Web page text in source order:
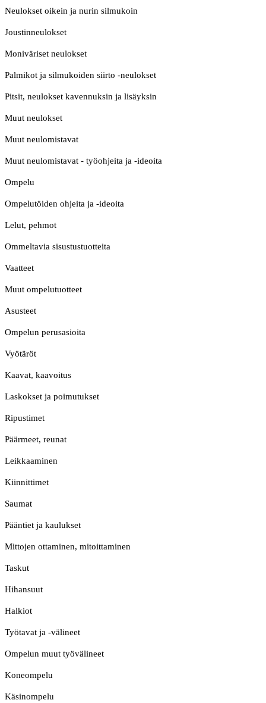
Neulokset oikein ja nurin silmukoin
Joustinneulokset
Moniväriset neulokset
Palmikot ja silmukoiden siirto -neulokset
Pitsit, neulokset kavennuksin ja lisäyksin
Muut neulokset
Muut neulomistavat
Muut neulomistavat - työohjeita ja -ideoita
Ompelu
Ompelutöiden ohjeita ja -ideoita
Lelut, pehmot
Ommeltavia sisustustuotteita
Vaatteet
Muut ompelutuotteet
Asusteet
Ompelun perusasioita
Vyötäröt
Kaavat, kaavoitus
Laskokset ja poimutukset
Ripustimet
Päärmeet, reunat
Leikkaaminen
Kiinnittimet
Saumat
Pääntiet ja kaulukset
Mittojen ottaminen, mitoittaminen
Taskut
Hihansuut
Halkiot
Työtavat ja -välineet
Ompelun muut työvälineet
Koneompelu
Käsinompelu